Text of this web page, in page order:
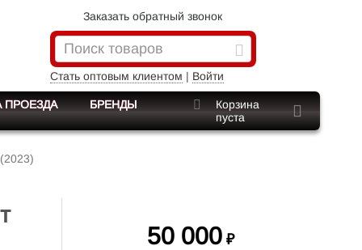
Заказать обратный звонок
Стать оптовым клиентом | Войти
ПРОЕЗДА БРЕНДЫ
Корзина
пуста
50 000 ₽